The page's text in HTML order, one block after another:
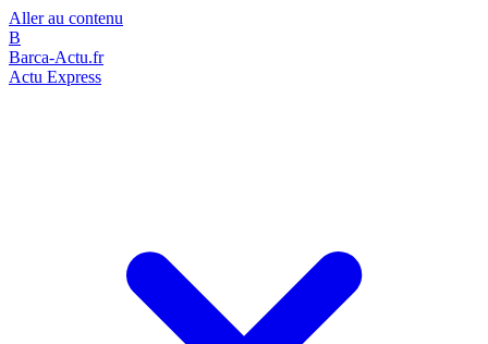
Aller au contenu
B
Barca-Actu.fr
Actu Express